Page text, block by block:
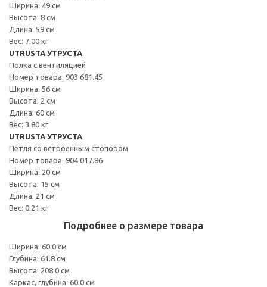
Ширина: 49 см
Высота: 8 см
Длина: 59 см
Вес: 7.00 кг
UTRUSTA УТРУСТА
Полка с вентиляцией
Номер товара: 903.681.45
Ширина: 56 см
Высота: 2 см
Длина: 60 см
Вес: 3.80 кг
UTRUSTA УТРУСТА
Петля со встроенным стопором
Номер товара: 904.017.86
Ширина: 20 см
Высота: 15 см
Длина: 21 см
Вес: 0.21 кг
Подробнее о размере товара
Ширина: 60.0 см
Глубина: 61.8 см
Высота: 208.0 см
Каркас, глубина: 60.0 см